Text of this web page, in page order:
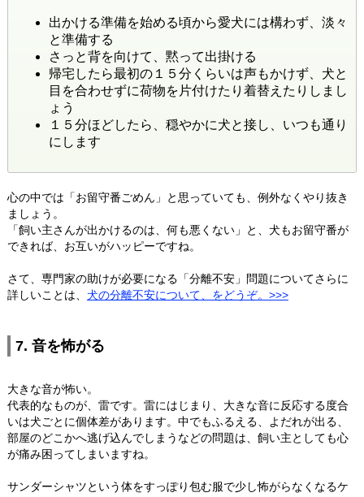
出かける準備を始める頃から愛犬には構わず、淡々
と準備する
さっと背を向けて、黙って出掛ける
帰宅したら最初の１５分くらいは声もかけず、犬と
目を合わせずに荷物を片付けたり着替えたりしまし
ょう
１５分ほどしたら、穏やかに犬と接し、いつも通り
にします
心の中では「お留守番ごめん」と思っていても、例外なくやり抜き
ましょう。
「飼い主さんが出かけるのは、何も悪くない」と、犬もお留守番が
できれば、お互いがハッピーですね。
さて、専門家の助けが必要になる「分離不安」問題についてさらに
詳しいことは、 犬の分離不安について、をどうぞ。>>>
7. 音を怖がる
大きな音が怖い。
代表的なものが、雷です。雷にはじまり、大きな音に反応する度合
いは犬ごとに個体差があります。中でもふるえる、よだれが出る、
部屋のどこかへ逃げ込んでしまうなどの問題は、飼い主としても心
が痛み困ってしまいますね。
サンダーシャツという体をすっぽり包む服で少し怖がらなくなるケ